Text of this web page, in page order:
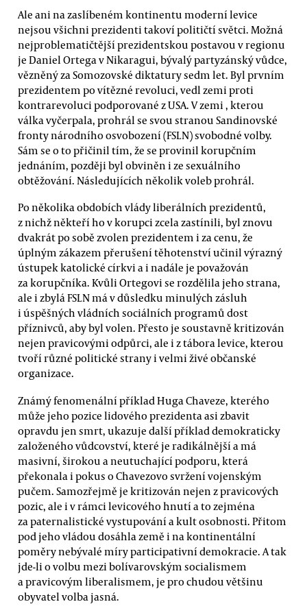
Ale ani na zaslíbeném kontinentu moderní levice
nejsou všichni prezidenti takoví političtí světci. Možná
nejproblematičtější prezidentskou postavou v regionu
je Daniel Ortega v Nikaragui, bývalý partyzánský vůdce,
vězněný za Somozovské diktatury sedm let. Byl prvním
prezidentem po vítězné revoluci, vedl zemi proti
kontrarevoluci podporované z USA. V zemi , kterou
válka vyčerpala, prohrál se svou stranou Sandinovské
fronty národního osvobození (FSLN) svobodné volby.
Sám se o to přičinil tím, že se provinil korupčním
jednáním, později byl obviněn i ze sexuálního
obtěžování. Následujících několik voleb prohrál.
Po několika obdobích vlády liberálních prezidentů,
z nichž někteří ho v korupci zcela zastínili, byl znovu
dvakrát po sobě zvolen prezidentem i za cenu, že
úplným zákazem přerušení těhotenství učinil výrazný
ústupek katolické církvi a i nadále je považován
za korupčníka. Kvůli Ortegovi se rozdělila jeho strana,
ale i zbylá FSLN má v důsledku minulých zásluh
i úspěšných vládních sociálních programů dost
příznivců, aby byl volen. Přesto je soustavně kritizován
nejen pravicovými odpůrci, ale i z tábora levice, kterou
tvoří různé politické strany i velmi živé občanské
organizace.
Známý fenomenální příklad Huga Chaveze, kterého
může jeho pozice lidového prezidenta asi zbavit
opravdu jen smrt, ukazuje další příklad demokraticky
založeného vůdcovství, které je radikálnější a má
masivní, širokou a neutuchající podporu, která
překonala i pokus o Chavezovo svržení vojenským
pučem. Samozřejmě je kritizován nejen z pravicových
pozic, ale i v rámci levicového hnutí a to zejména
za paternalistické vystupování a kult osobnosti. Přitom
pod jeho vládou dosáhla země i na kontinentální
poměry nebývalé míry participativní demokracie. A tak
jde-li o volbu mezi bolívarovským socialismem
a pravicovým liberalismem, je pro chudou většinu
obyvatel volba jasná.